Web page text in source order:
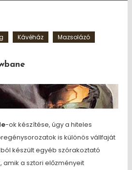
Kávéház
Mazsolázó
-ok készítése, úgy a hiteles
is különös vállfaját
készült egyéb szórakoztató
amik a sztori előzményeit